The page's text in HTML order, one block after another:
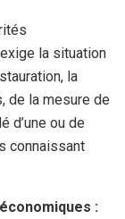
la situation
la
de la mesure de
d’une ou de
connaissant
: